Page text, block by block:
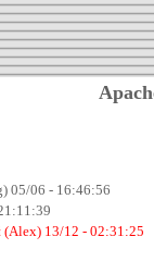
05/06 - 16:46:56
(Alex) 13/12 - 02:31:25